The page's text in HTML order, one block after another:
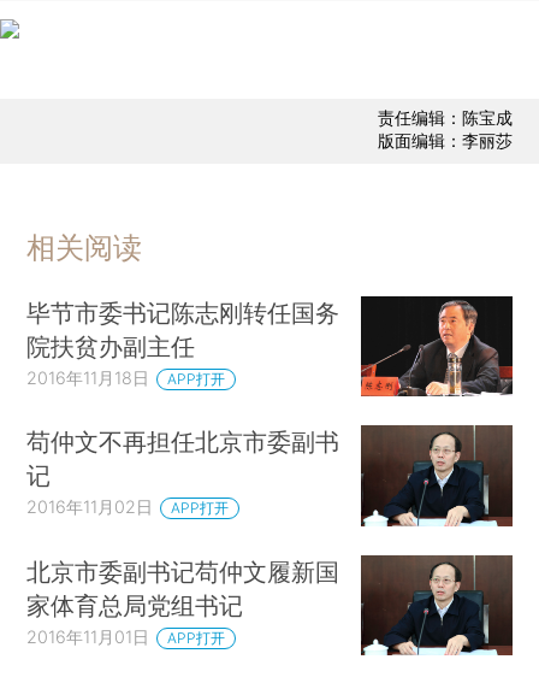
责任编辑：陈宝成
版面编辑：李丽莎
相关阅读
毕节市委书记陈志刚转任国务
院扶贫办副主任
2016年11月18日 APP打开
苟仲文不再担任北京市委副书
记
2016年11月02日 APP打开
北京市委副书记苟仲文履新国
家体育总局党组书记
2016年11月01日 APP打开